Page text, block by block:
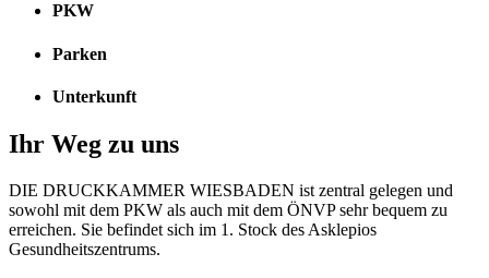
PKW
Parken
Unterkunft
Ihr Weg zu uns
DIE DRUCKKAMMER WIESBADEN ist zentral gelegen und
sowohl mit dem PKW als auch mit dem ÖNVP sehr bequem zu
erreichen. Sie befindet sich im 1. Stock des Asklepios
Gesundheitszentrums.